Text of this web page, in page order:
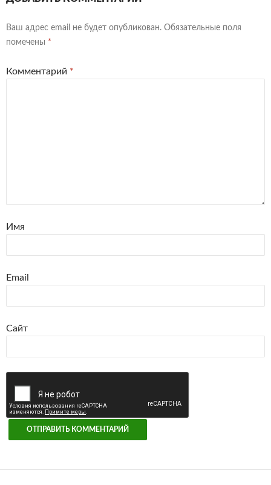
Ваш адрес email не будет опубликован. Обязательные поля
помечены *
Комментарий *
Имя
Email
Сайт